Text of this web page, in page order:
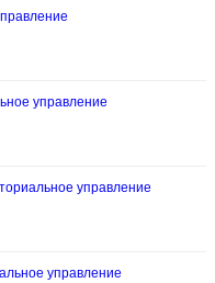
управление
управление
управление